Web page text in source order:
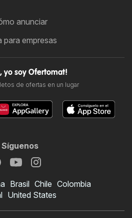
anunciar
para empresas
yo soy Ofertomat!
de ofertas en un lugar
Síguenos
Brasil Chile Colombia
United States